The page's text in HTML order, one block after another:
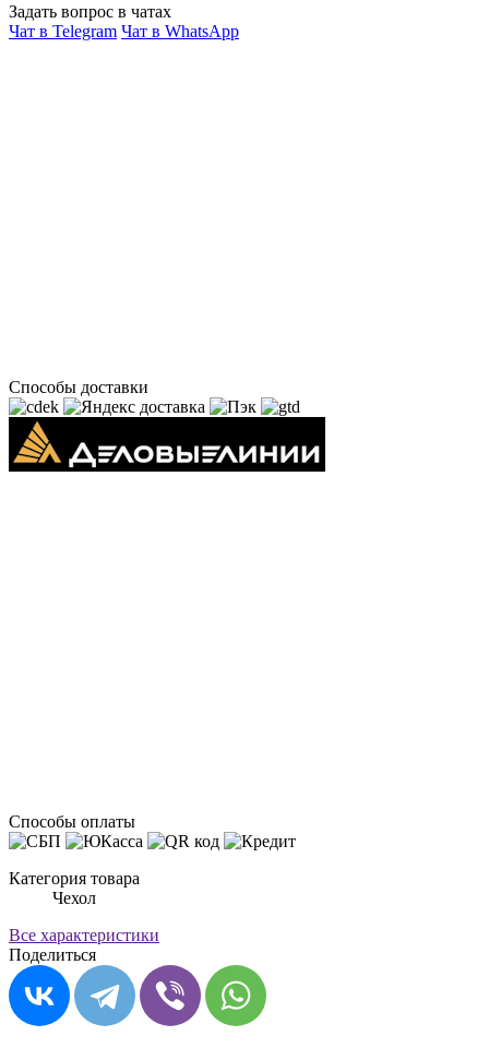
Задать вопрос в чатах
Чат в Telegram Чат в WhatsApp
Способы доставки
Способы оплаты
Категория товара
Чехол
Все характеристики
Поделиться